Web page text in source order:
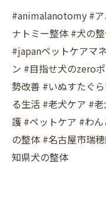
#animalanotomy #ア
ナトミー整体 #犬の
#japanペットケアマ
ン #目指せ犬のzero
勢改善 #いぬすたぐ
る生活 #老犬ケア #
護 #ペットケア #わ
の整体 #名古屋市瑞
知県犬の整体